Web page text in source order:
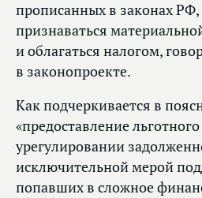
прописанных в законах
признаваться
и облагаться налогом,
в законопроекте.
Как подчеркивается в
«предоставление
урегулировании
исключительной мерой
попавших в сложное